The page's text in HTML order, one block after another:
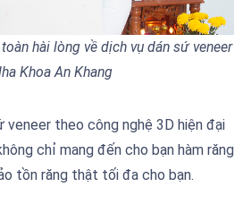
hài lòng về dịch vụ dán sứ veneer
Khoa An Khang
veneer theo công nghệ 3D hiện đại
chỉ mang đến cho bạn hàm răng
tồn răng thật tối đa cho bạn.